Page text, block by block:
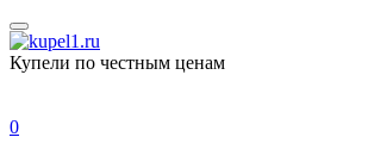
Купели по честным ценам
0